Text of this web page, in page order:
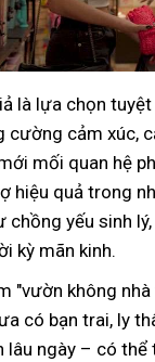
là lựa chọn
cường cảm xúc,
mối quan hệ
hiệu quả trong
chồng yếu sinh
kỳ mãn kinh.
"vườn không
có bạn trai, ly
lâu ngày – có